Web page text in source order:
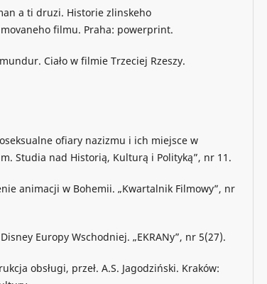
a ti druzi. Historie zlinskeho
filmu. Praha: powerprint.
Ciało w filmie Trzeciej Rzeszy.
ofiary nazizmu i ich miejsce w
Studia nad Historią, Kulturą i Polityką”, nr 11.
animacji w Bohemii. „Kwartalnik Filmowy”, nr
Europy Wschodniej. „EKRANy”, nr 5(27).
obsługi, przeł. A.S. Jagodziński. Kraków: